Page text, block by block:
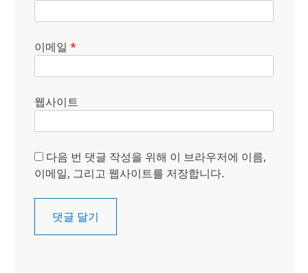
이메일 *
웹사이트
다음 번 댓글 작성을 위해 이 브라우저에 이름,
이메일, 그리고 웹사이트를 저장합니다.